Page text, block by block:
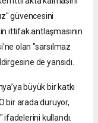
güvencesini
ittifak antlaşmasının
olan "sarsılmaz
de yansıdı.
büyük bir katkı
bir arada duruyor,
kullandı.